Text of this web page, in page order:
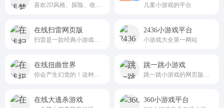
儿童小游戏的平台
在线扫雷网页版 2436小游戏平台
小游戏大全第一网站
在线扭曲世界 跳一跳小游戏
在线大逃杀游戏 360小游戏平台